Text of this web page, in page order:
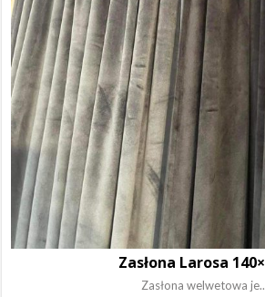
Zasłona Larosa
Zasłona welwetowa